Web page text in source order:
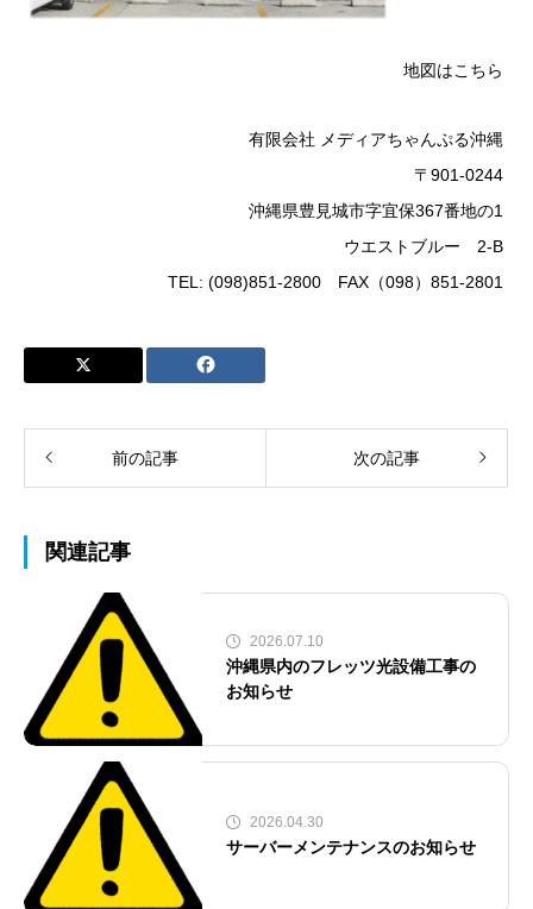
地図はこちら
有限会社 メディアちゃんぷる沖縄
〒901-0244
沖縄県豊見城市字宜保367番地の1
ウエストブルー 2-B
TEL: (098)851-2800 FAX（098）851-2801
前の記事 次の記事
関連記事
2026.07.10
沖縄県内のフレッツ光設備工事の
お知らせ
2026.04.30
サーバーメンテナンスのお知らせ